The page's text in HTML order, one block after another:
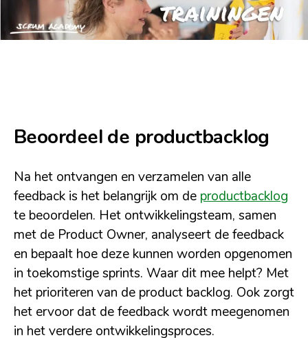
Beoordeel de productbacklog
Na het ontvangen en verzamelen van alle
feedback is het belangrijk om de productbacklog
te beoordelen. Het ontwikkelingsteam, samen
met de Product Owner, analyseert de feedback
en bepaalt hoe deze kunnen worden opgenomen
in toekomstige sprints. Waar dit mee helpt? Met
het prioriteren van de product backlog. Ook zorgt
het ervoor dat de feedback wordt meegenomen
in het verdere ontwikkelingsproces.